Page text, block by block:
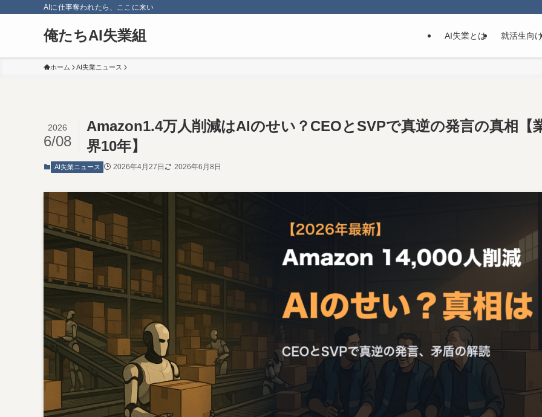
AIに仕事奪われたら、ここに来い
俺たちAI失業組 AI失業とは 就活生向
ホーム AI失業ニュース
Amazon1.4万人削減はAIのせい？CEOとSVPで真逆の発言の真相【
界10年】
2026
6/08
AI失業ニュース 2026年4月27日 2026年6月8日